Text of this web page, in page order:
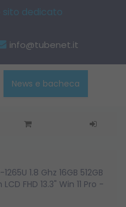
sito dedicato
info@tubenet.it
News e bacheca
1.8 Ghz 16GB 512GB
FHD 13.3" Win 11 Pro -